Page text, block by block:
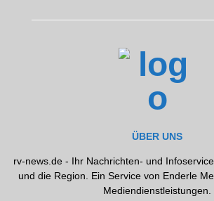
ÜBER UNS
rv-news.de - Ihr Nachrichten- und
und die Region. Ein Service von Enderle
Mediendienstleistungen.